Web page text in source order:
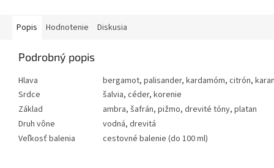
Popis Hodnotenie Diskusia
Podrobný popis
Hlava
bergamot, palisander, kardamóm, citrón,
Srdce
šalvia, céder, korenie
Základ
ambra, šafrán, pižmo, drevité tóny, platan
Druh vône
vodná, drevitá
Veľkosť balenia
cestovné balenie (do 100 ml)